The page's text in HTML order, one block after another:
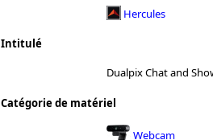
Hercules
Intitulé
Dualpix Chat and
Catégorie de matériel
Webcam